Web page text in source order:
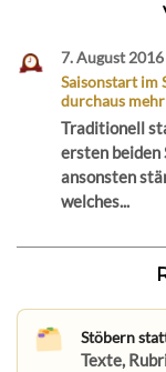
7. August 2016
Saisonstart im
durchaus
Traditionell
ersten beiden
ansonsten
welches...
Stöbern
Texte,